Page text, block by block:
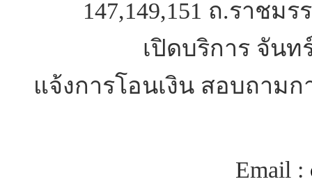
147,149,151 ถ.ราชม
เปิดบริการ จันท
แจ้งการโอนเงิน สอบถามก
Email :